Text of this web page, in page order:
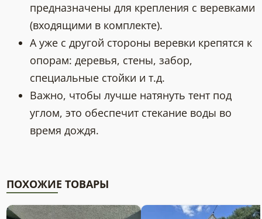
предназначены для крепления с веревками
(входящими в комплекте).
А уже с другой стороны веревки крепятся к
опорам: деревья, стены, забор,
специальные стойки и т.д.
Важно, чтобы лучше натянуть тент под
углом, это обеспечит стекание воды во
время дождя.
ПОХОЖИЕ ТОВАРЫ